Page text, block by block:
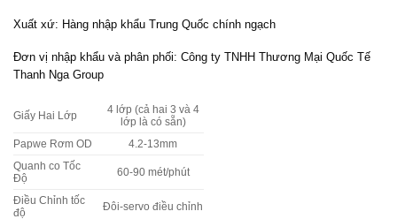
Xuất xứ: Hàng nhập khẩu Trung Quốc chính ngạch
Đơn vị nhập khẩu và phân phối: Công ty TNHH Thương Mại Quốc Tế
Thanh Nga Group
Giấy Hai Lớp
4 lớp (cả hai 3 và 4
lớp là có sẵn)
Papwe Rơm OD 4.2-13mm
Quanh co Tốc
Độ
60-90 mét/phút
Điều Chỉnh tốc
độ
Đôi-servo điều chỉnh